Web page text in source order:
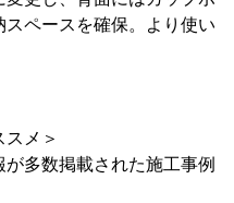
ペースを確保。より使い
メ＞
多数掲載された施工事例